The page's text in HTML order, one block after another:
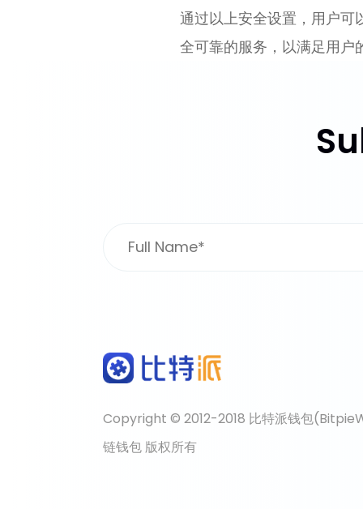
通过以上安全设置，用户可
全可靠的服务，以满足用户
Copyright © 2012-2018 比特派钱包
链钱包 版权所有